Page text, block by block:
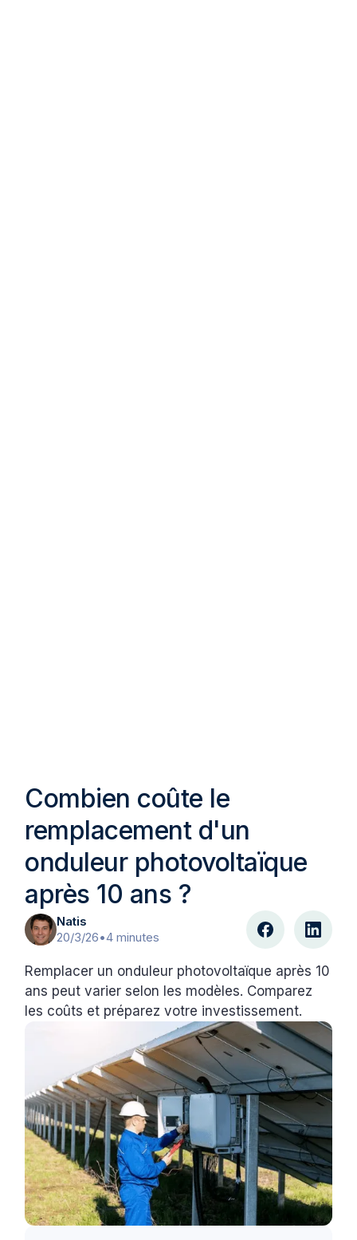
Combien coûte le
remplacement d'un
onduleur photovoltaïque
après 10 ans ?
Natis
20/3/26•4 minutes
Remplacer un onduleur photovoltaïque après 10
ans peut varier selon les modèles. Comparez
les coûts et préparez votre investissement.